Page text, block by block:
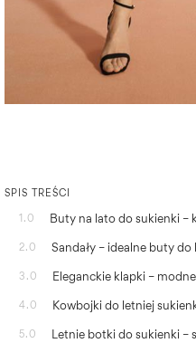
SPIS TREŚCI
1.0
Buty na lato do sukienki –
2.0 Sandały – idealne buty
3.0 Eleganckie klapki –
4.0 Kowbojki do letniej
5.0 Letnie botki do sukienki –